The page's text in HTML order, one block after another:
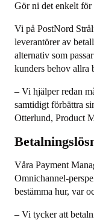
Gör ni det enkelt för
Vi på PostNord
leverantörer av
alternativ som
kunders behov allra
– Vi hjälper redan
samtidigt förbättra
Otterlund, Product
Våra Payment
Omnichannel-
bestämma hur, var
– Vi tycker att